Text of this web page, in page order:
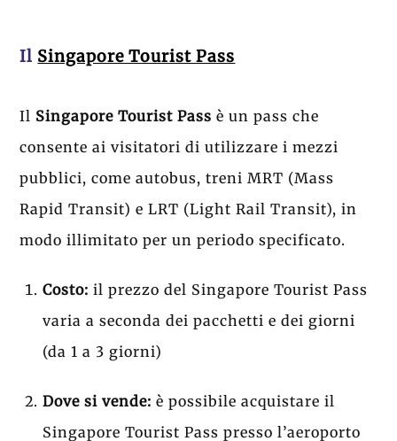
Il Singapore Tourist Pass
Il Singapore Tourist Pass è un pass che
consente ai visitatori di utilizzare i mezzi
pubblici, come autobus, treni MRT (Mass
Rapid Transit) e LRT (Light Rail Transit), in
modo illimitato per un periodo specificato.
Costo: il prezzo del Singapore Tourist Pass
varia a seconda dei pacchetti e dei giorni
(da 1 a 3 giorni)
Dove si vende: è possibile acquistare il
Singapore Tourist Pass presso l’aeroporto